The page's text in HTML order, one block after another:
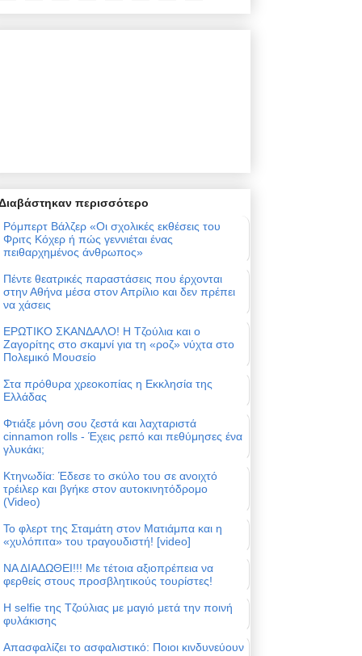
περισσότερο
Ρόμπερτ Βάλζερ «Οι σχολικές εκθέσεις του
Φριτς Κόχερ ή πώς γεννιέται ένας
πειθαρχημένος άνθρωπος»
Πέντε θεατρικές παραστάσεις που έρχονται
στην Αθήνα μέσα στον Απρίλιο και δεν πρέπει
να χάσεις
ΕΡΩΤΙΚΟ ΣΚΑΝΔΑΛΟ! Η Τζούλια και ο
Ζαγορίτης στο σκαμνί για τη «ροζ» νύχτα στο
Πολεμικό Μουσείο
Στα πρόθυρα χρεοκοπίας η Εκκλησία της
Ελλάδας
Φτιάξε μόνη σου ζεστά και λαχταριστά
cinnamon rolls - Έχεις ρεπό και πεθύμησες ένα
γλυκάκι;
Κτηνωδία: Έδεσε το σκύλο του σε ανοιχτό
τρέιλερ και βγήκε στον αυτοκινητόδρομο
(Video)
Το φλερτ της Σταμάτη στον Ματιάμπα και η
«χυλόπιτα» του τραγουδιστή! [video]
ΝΑ ΔΙΑΔΩΘΕΙ!!! Με τέτοια αξιοπρέπεια να
φερθείς στους προσβλητικούς τουρίστες!
Η selfie της Τζούλιας με μαγιό μετά την ποινή
φυλάκισης
Απασφαλίζει το ασφαλιστικό: Ποιοι κινδυνεύουν